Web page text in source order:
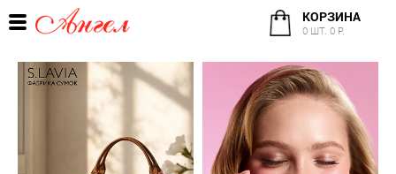
КОРЗИНА
0 ШТ. 0 Р.